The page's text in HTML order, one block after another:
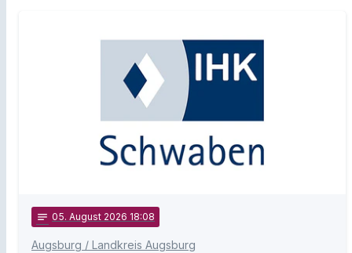
notes 05. August 2026 18:08
Augsburg / Landkreis Augsburg